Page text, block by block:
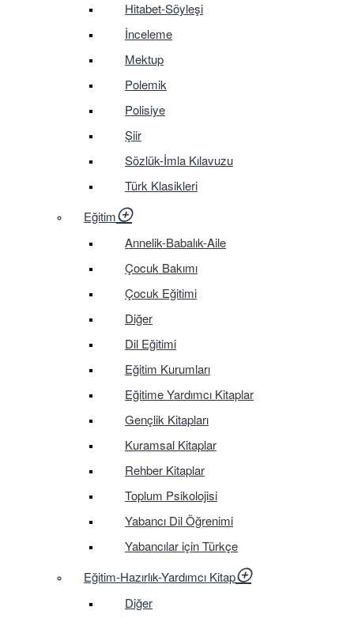
Hitabet-Söyleşi
İnceleme
Mektup
Polemik
Polisiye
Şiir
Sözlük-İmla Kılavuzu
Türk Klasikleri
Eğitim
Annelik-Babalık-Aile
Çocuk Bakımı
Çocuk Eğitimi
Diğer
Dil Eğitimi
Eğitim Kurumları
Eğitime Yardımcı Kitaplar
Gençlik Kitapları
Kuramsal Kitaplar
Rehber Kitaplar
Toplum Psikolojisi
Yabancı Dil Öğrenimi
Yabancılar için Türkçe
Eğitim-Hazırlık-Yardımcı Kitap
Diğer